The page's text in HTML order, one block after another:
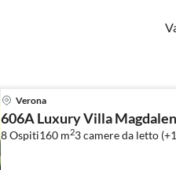
Verona
606A Luxury Villa
8 Ospiti160 m23camere da letto